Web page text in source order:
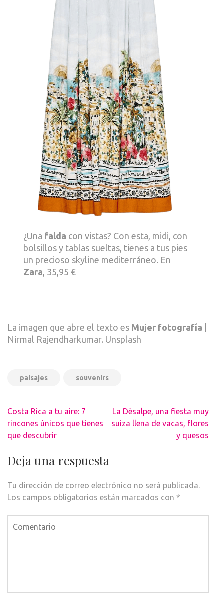
¿Una falda con vistas? Con esta, midi, con
bolsillos y tablas sueltas, tienes a tus pies
un precioso skyline mediterráneo. En
Zara , 35,95 €
La imagen que abre el texto es Mujer fotografía
Nirmal Rajendharkumar. Unsplash
paisajes souvenirs
Navegación
de
entradas
Costa Rica a tu aire: 7
rincones únicos que tienes
que descubrir
La Dèsalpe, una fiesta muy
suiza llena de vacas, flores
y quesos
Deja una respuesta
Tu dirección de correo electrónico no será publicada.
Los campos obligatorios están marcados con *